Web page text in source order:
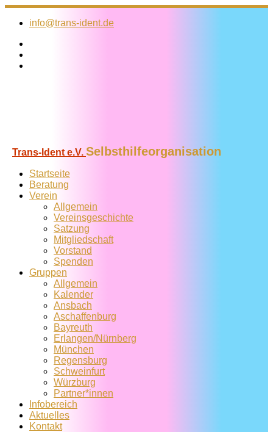
Zum
Inhalt
info@trans-ident.de
Trans-Ident e.V. Selbsthilfeorganisation
Startseite
Beratung
Verein
Allgemein
Vereins­geschichte
Satzung
Mitglied­schaft
Vorstand
Spenden
Gruppen
Allgemein
Kalender
Ansbach
Aschaffenburg
Bayreuth
Erlangen/Nürnberg
München
Regensburg
Schweinfurt
Würzburg
Partner*innen
Infobereich
Aktuelles
Kontakt